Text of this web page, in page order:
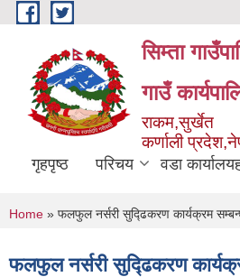
Skip to main content
सिम्ता
गाउँ
राकम,सुर्खेत
कर्णाली
गृहपृष्ठ परिचय वडा
You are here
Home » फलफुल नर्सरी सुद्ढिकरण कार्यक्रम
फलफुल नर्सरी सुद्ढिकरण